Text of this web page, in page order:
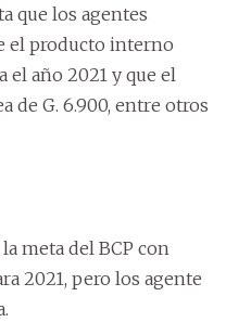
que los agentes
el producto interno
el año 2021 y que el
de G. 6.900, entre otros
meta del BCP con
2021, pero los agente